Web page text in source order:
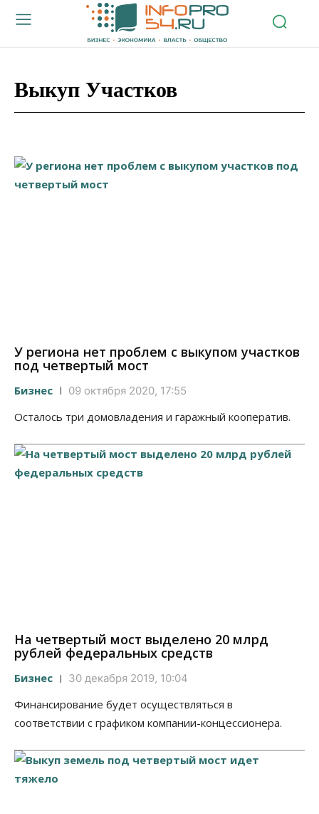
Выкуп Участков
У региона нет проблем с выкупом участков
под четвертый мост
Бизнес 09 октября 2020, 17:55
Осталось три домовладения и гаражный кооператив.
На четвертый мост выделено 20 млрд
рублей федеральных средств
Бизнес 30 декабря 2019, 10:04
Финансирование будет осуществляться в
соответствии с графиком компании-концессионера.